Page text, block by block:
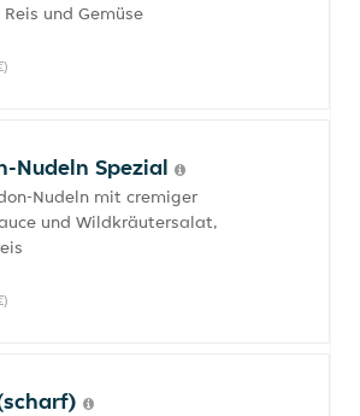
und Gemüse
Nudeln Spezial
Nudeln mit cremiger
und Wildkräutersalat,